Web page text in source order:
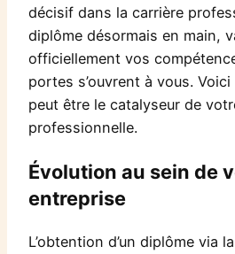
décisif dans la carrière
diplôme désormais en main,
officiellement vos
portes s’ouvrent à vous.
peut être le catalyseur de
professionnelle.
Évolution au sein de
entreprise
L’obtention d’un diplôme via